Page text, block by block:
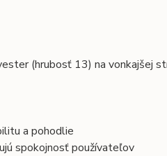
(hrubosť 13) na vonkajšej
a pohodlie
spokojnosť používateľov